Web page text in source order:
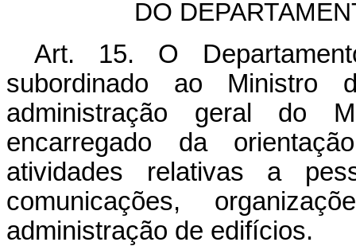
DO
Art. 15. O
subordinado ao
administração geral do
encarregado da
atividades relativas a
comunicações,
administração de edifícios.